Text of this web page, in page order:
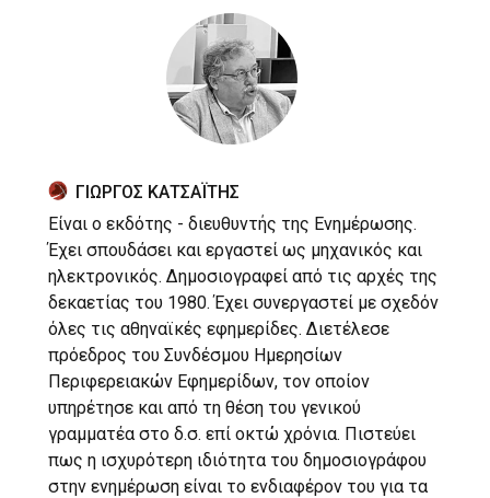
ΓΙΩΡΓΟΣ ΚΑΤΣΑΪΤΗΣ
Είναι ο εκδότης - διευθυντής της Ενημέρωσης.
Έχει σπουδάσει και εργαστεί ως μηχανικός και
ηλεκτρονικός. Δημοσιογραφεί από τις αρχές της
δεκαετίας του 1980. Έχει συνεργαστεί με σχεδόν
όλες τις αθηναϊκές εφημερίδες. Διετέλεσε
πρόεδρος του Συνδέσμου Ημερησίων
Περιφερειακών Εφημερίδων, τον οποίον
υπηρέτησε και από τη θέση του γενικού
γραμματέα στο δ.σ. επί οκτώ χρόνια. Πιστεύει
πως η ισχυρότερη ιδιότητα του δημοσιογράφου
στην ενημέρωση είναι το ενδιαφέρον του για τα